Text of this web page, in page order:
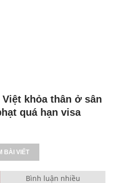
khỏa thân ở sân
quá hạn visa
BÀI VIẾT
Bình luận nhiều